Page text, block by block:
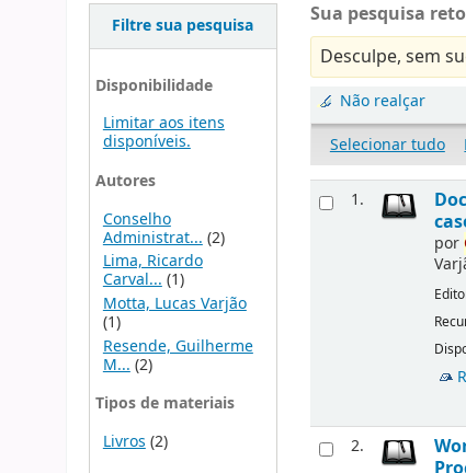
Filtre sua pesquisa
Disponibilidade
Limitar aos itens
disponíveis.
Autores
Conselho
Administrat... (2)
Lima, Ricardo
Carval...(1)
Motta, Lucas Varjão
(1)
Resende, Guilherme
M... (2)
Tipos de materiais
Livros (2)
Sua pesquisa
Desculpe, sem
Não realçar
Selecionar tudo
1.
por
2.